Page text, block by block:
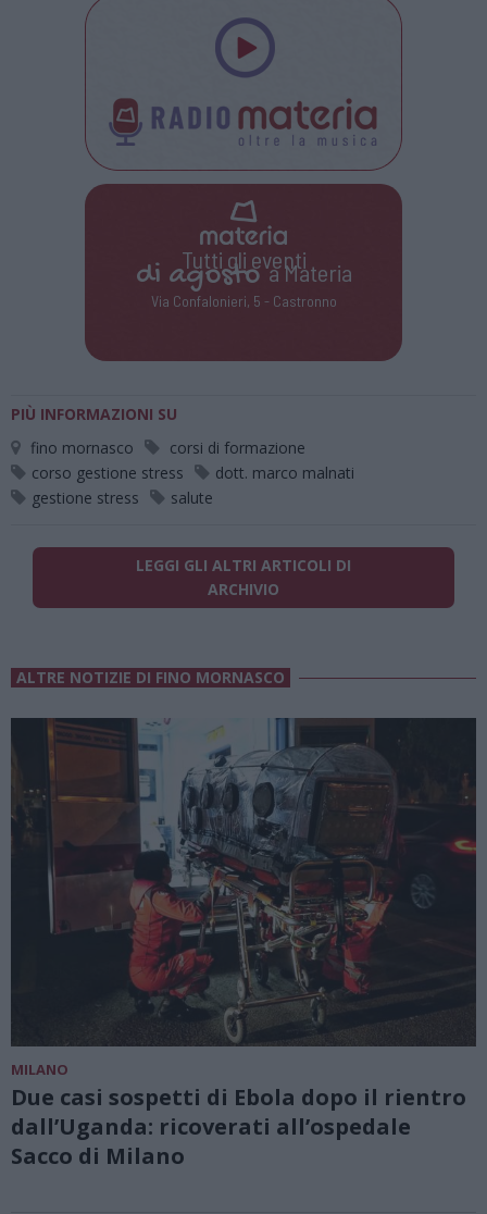
Tutti gli eventi
di agostoa Materia
Via Confalonieri, 5 - Castronno
PIÙ INFORMAZIONI SU
fino mornasco
corsi di formazione
corso gestione stress
dott. marco malnati
gestione stress
salute
LEGGI GLI ALTRI ARTICOLI DI
ARCHIVIO
ALTRE NOTIZIE DI FINO MORNASCO
MILANO
Due casi sospetti di Ebola dopo il rientro
dall’Uganda: ricoverati all’ospedale
Sacco di Milano